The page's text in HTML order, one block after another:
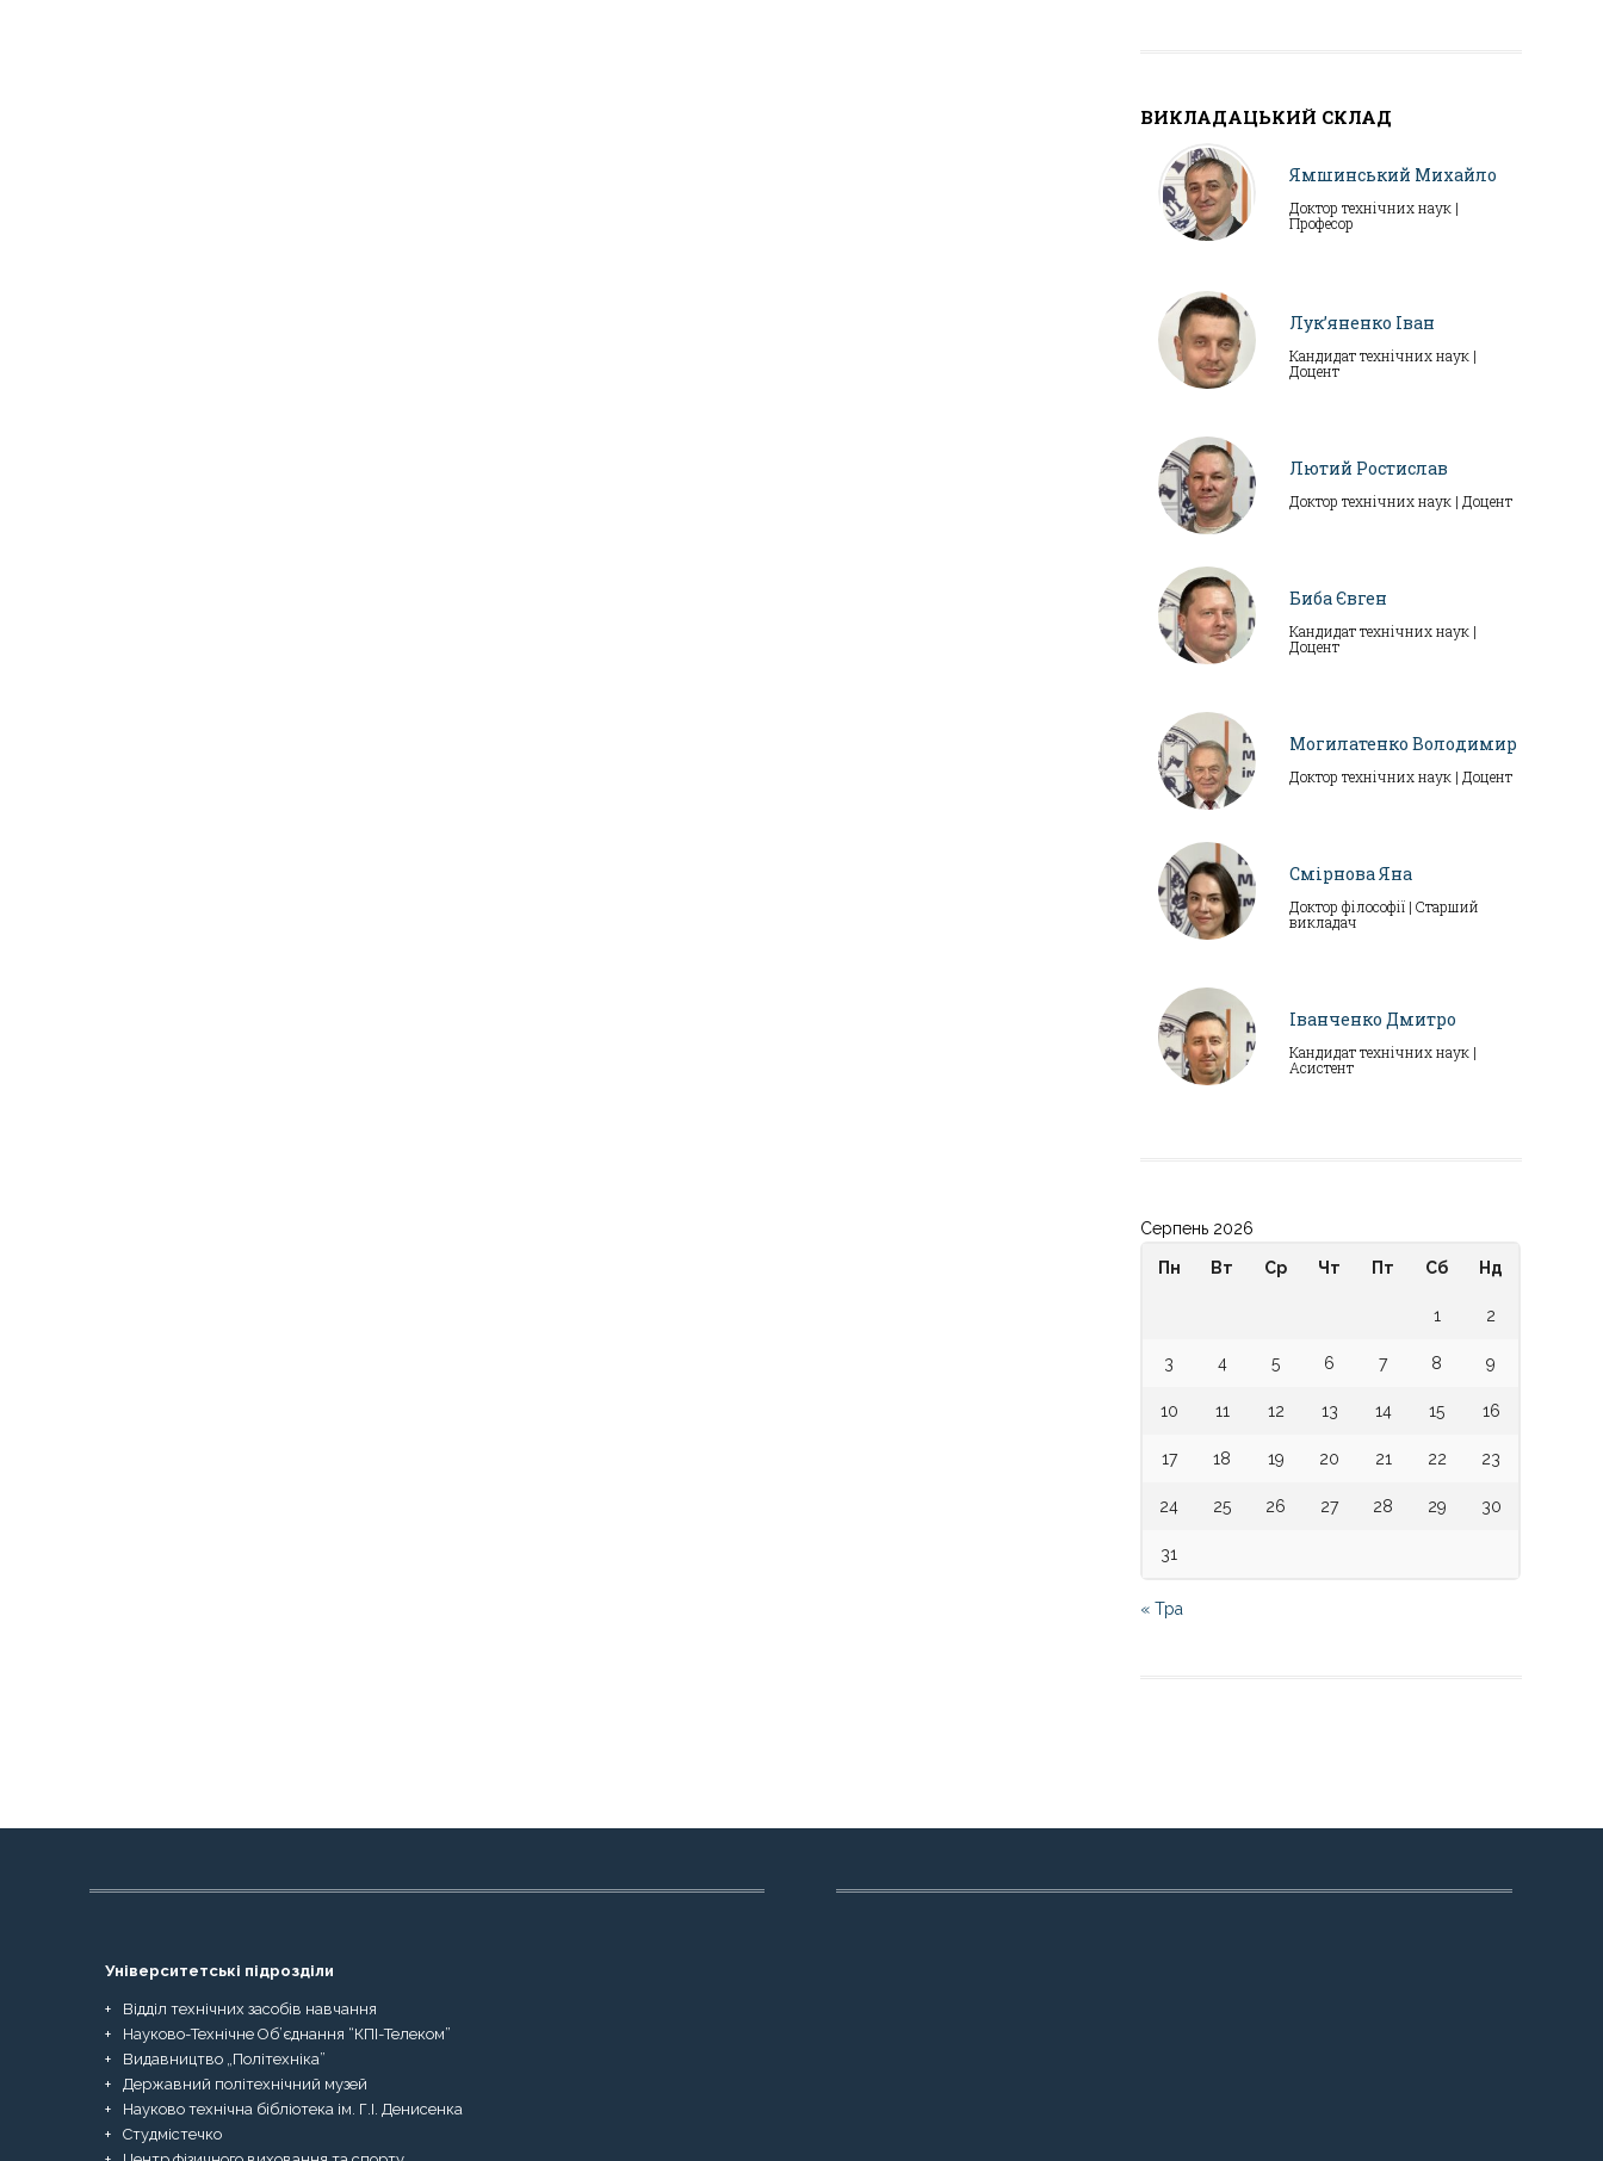
ВИКЛАДАЦЬКИЙ СКЛАД
Ямшинський Михайло
Доктор технічних наук |
Професор
Лук’яненко Іван
Кандидат технічних наук |
Доцент
Лютий Ростислав
Доктор технічних наук | Доцент
Биба Євген
Кандидат технічних наук |
Доцент
Могилатенко Володимир
Доктор технічних наук | Доцент
Смірнова Яна
Доктор філософії | Старший
викладач
Іванченко Дмитро
Кандидат технічних наук |
Асистент
Серпень 2026
Пн Вт Ср Чт Пт Сб Нд
1 2
3 4 5 6 7 8 9
10 11 12 13 14 15 16
17 18 19 20 21 22 23
24 25 26 27 28 29 30
31
« Тра
Університетські підрозділи
Відділ технічних засобів навчання
Науково-Технічне Об’єднання “КПІ-Телеком”
Видавництво „Політехніка”
Державний політехнічний музей
Науково технічна бібліотека ім. Г.І. Денисенка
Студмістечко